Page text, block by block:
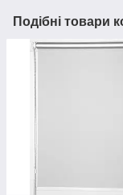
Подібні товари